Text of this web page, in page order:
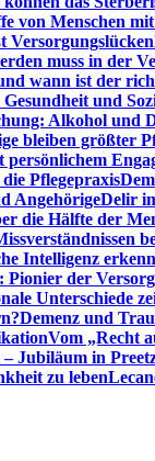
von Menschen
Versorgungslücken
muss in der
wann ist der
und
Alkohol und
bleiben größter
Pflegepraxis
AngehörigeDelir
die Hälfte der
Intelligenz
der
Unterschiede
Demenz und
Vom „Recht
Jubiläum in
zu leben